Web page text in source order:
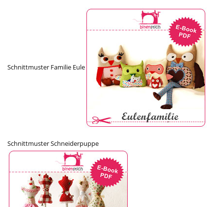
Schnittmuster Familie Eule
Schnittmuster Schneiderpuppe